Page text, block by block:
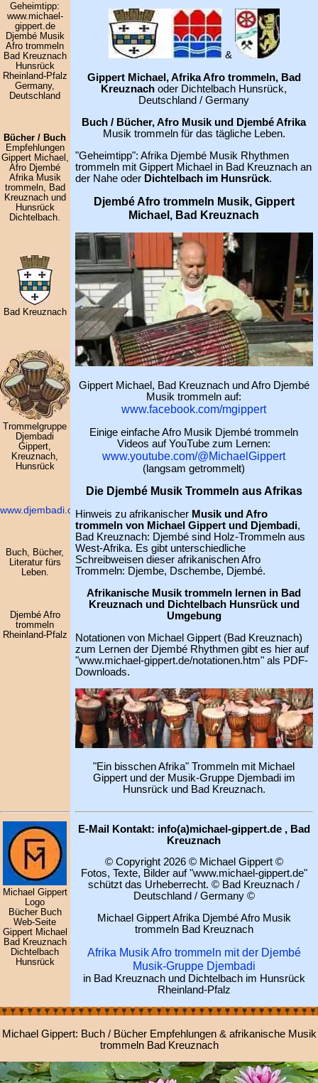
Geheimtipp:
www.michael-
gippert.de
Djembé Musik
Afro trommeln
Bad Kreuznach
Hunsrück
Rheinland-Pfalz
Germany,
Deutschland
Bücher / Buch
Empfehlungen
Gippert Michael,
Afro Djembé
Afrika Musik
trommeln, Bad
Kreuznach und
Hunsrück
Dichtelbach.
Bad Kreuznach
Trommelgruppe
Djembadi
Gippert,
Kreuznach,
Hunsrück
www.djembadi.com
Buch, Bücher,
Literatur fürs
Leben.
Djembé Afro
trommeln
Rheinland-Pfalz
&
Gippert Michael, Afrika Afro trommeln, Bad
Kreuznach oder Dichtelbach Hunsrück,
Deutschland / Germany
Buch / Bücher, Afro Musik und Djembé Afrika
Musik trommeln für das tägliche Leben.
"Geheimtipp": Afrika Djembé Musik Rhythmen
trommeln mit Gippert Michael in Bad Kreuznach an
der Nahe oder Dichtelbach im Hunsrück.
Djembé Afro trommeln Musik, Gippert
Michael, Bad Kreuznach
Gippert Michael, Bad Kreuznach und Afro Djembé
Musik trommeln auf:
www.facebook.com/mgippert
Einige einfache Afro Musik Djembé trommeln
Videos auf YouTube zum Lernen:
www.youtube.com/@MichaelGippert
(langsam getrommelt)
Die Djembé Musik Trommeln aus Afrikas
Hinweis zu afrikanischer Musik und Afro
trommeln von Michael Gippert und Djembadi,
Bad Kreuznach: Djembé sind Holz-Trommeln aus
West-Afrika. Es gibt unterschiedliche
Schreibweisen dieser afrikanischen Afro
Trommeln: Djembe, Dschembe, Djembé.
Afrikanische Musik trommeln lernen in Bad
Kreuznach und Dichtelbach Hunsrück und
Umgebung
Notationen von Michael Gippert (Bad Kreuznach)
zum Lernen der Djembé Rhythmen gibt es hier auf
"www.michael-gippert.de/notationen.htm" als PDF-
Downloads.
"Ein bisschen Afrika" Trommeln mit Michael
Gippert und der Musik-Gruppe Djembadi im
Hunsrück und Bad Kreuznach.
Michael Gippert
Logo
Bücher Buch
Web-Seite
Gippert Michael
Bad Kreuznach
Dichtelbach
Hunsrück
E-Mail Kontakt: info(a)michael-gippert.de , Bad
Kreuznach
© Copyright 2026 © Michael Gippert ©
Fotos, Texte, Bilder auf "www.michael-gippert.de"
schützt das Urheberrecht. © Bad Kreuznach /
Deutschland / Germany ©
Michael Gippert Afrika Djembé Afro Musik
trommeln Bad Kreuznach
Afrika Musik Afro trommeln mit der Djembé
Musik-Gruppe Djembadi
in Bad Kreuznach und Dichtelbach im Hunsrück
Rheinland-Pfalz
Michael Gippert: Buch / Bücher Empfehlungen & afrikanische Musik
trommeln Bad Kreuznach